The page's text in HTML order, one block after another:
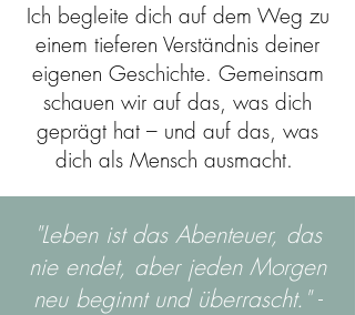
Ich begleite dich auf dem Weg zu
einem tieferen Verständnis deiner
eigenen Geschichte. Gemeinsam
schauen wir auf das, was dich
geprägt hat – und auf das, was
dich als Mensch ausmacht.
"Leben ist das Abenteuer, das
nie endet, aber jeden Morgen
neu beginnt und überrascht."-